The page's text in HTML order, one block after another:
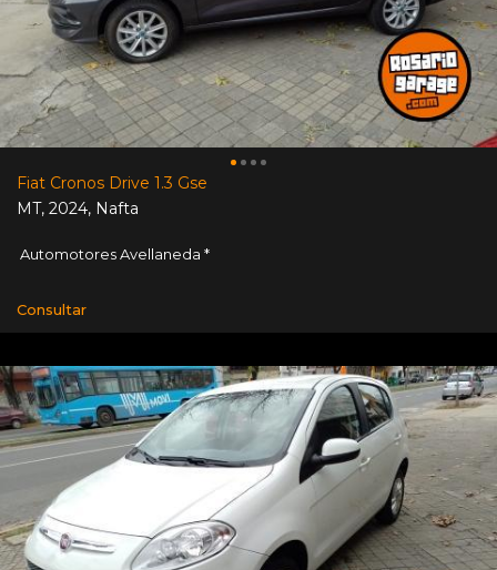
Fiat Cronos Drive 1.3 Gse
MT, 2024, Nafta
Automotores Avellaneda *
Consultar